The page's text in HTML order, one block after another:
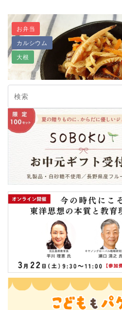
【大豆ミートレシピ】お肉な
切り干し大根と干
お弁当
カルシウム
大根